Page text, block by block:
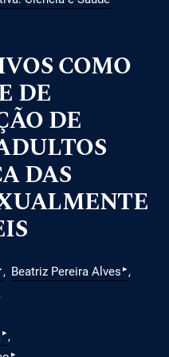
COMO
DE
DE
DAS
Beatriz Pereira Alves ▸
▸
▸